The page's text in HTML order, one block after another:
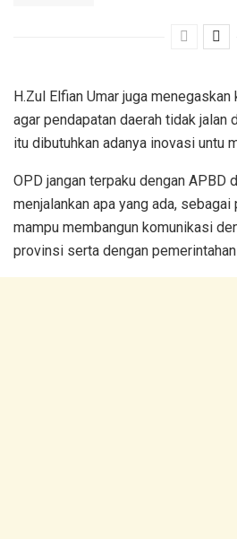
H.Zul Elfian Umar juga
agar pendapatan daerah tidak jalan
itu dibutuhkan adanya inovasi untu
OPD jangan terpaku dengan APBD
menjalankan apa yang ada, sebagai
mampu membangun komunikasi
provinsi serta dengan